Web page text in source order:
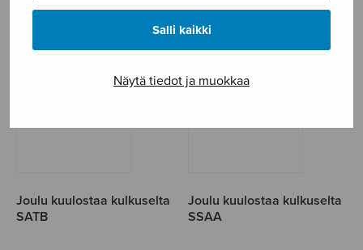
Salli kaikki
Näytä tiedot ja muokkaa
Joulu kuulostaa kulkuselta
SATB
Joulu kuulostaa kulkuselta
SSAA